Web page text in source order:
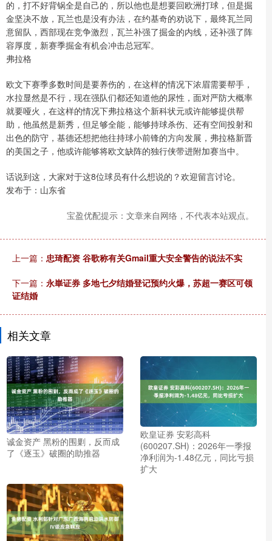
的，打不好背锅全是自己的，所以他也是想要回欧洲打球，但是掘
金坚决不放，瓦兰也是没有办法，在约基奇的劝说下，最终瓦兰同
意留队，西部现在竞争激烈，瓦兰补强了掘金的内线，还补强了阵
容厚度，新赛季掘金有机会冲击总冠军。
弗拉格
欧文下赛季多数时间是要养伤的，在这样的情况下浓眉需要帮手，
水拉显然是不行，现在强队们都还知道他的尿性，面对严防大概率
就要哑火，在这样的情况下弗拉格这个新科状元或许能够提供帮
助，他虽然是新秀，但足够全能，能够持球杀伤、还有空间投射和
出色的防守，基德还想把他往持球小前锋的方向发展，弗拉格新晋
的美国之子，他或许能够将欧文缺阵的独行侠带进附加赛当中。
话说到这，大家对于这8位球员有什么想说的？欢迎留言讨论。
发布于：山东省
宝盈优配提示：文章来自网络，不代表本站观点。
上一篇： 忠琦配资 谷歌称有关Gmail重大安全警告的说法不实
下一篇： 永崋证券 多地七夕结婚登记预约火爆，苏超一赛区可领
证结婚
相关文章
诚金资产 黑粉的围剿，反而成
了《逐玉》破圈的助推器
欧皇证券 安彩高科
(600207.SH)：2026年一季报
净利润为-1.48亿元，同比亏损
扩大